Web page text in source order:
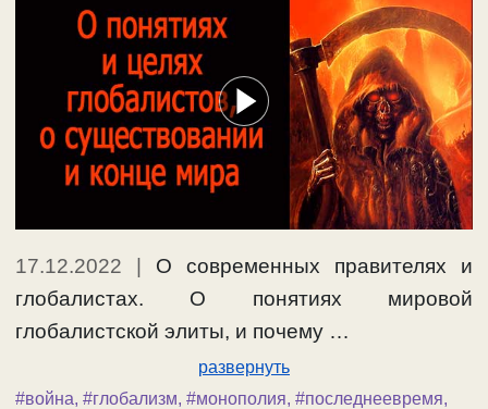
17.12.2022 | О современных правителях и
глобалистах. О понятиях мировой
глобалистской элиты, и почему …
развернуть
#война, #глобализм, #монополия, #последнеевремя,